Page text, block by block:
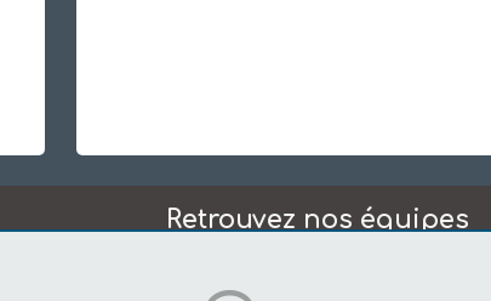
Retrouvez nos équipes